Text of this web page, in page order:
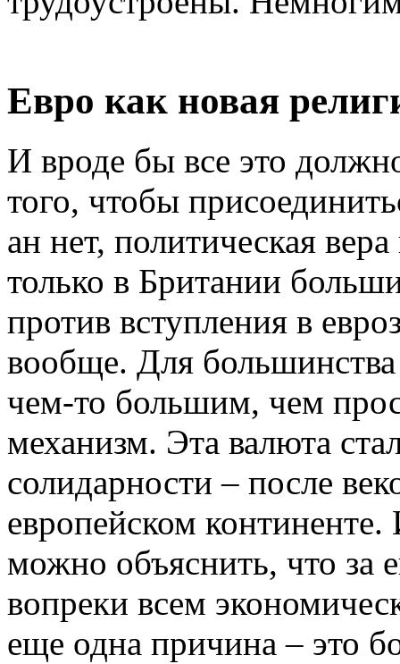
Евро как новая
И вроде бы все это
того, чтобы
ан нет, политическая
только в Британии
против вступления в
вообще. Для
чем-то большим, чем
механизм. Эта валюта
солидарности – после
европейском континенте.
можно объяснить, что за
вопреки всем
еще одна причина – это